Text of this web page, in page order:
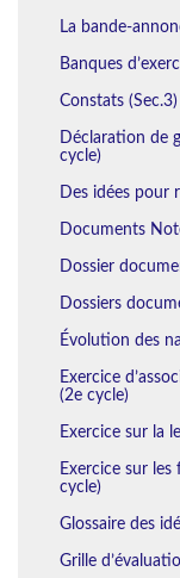
La bande-
Banques
Constats (Sec.3)
Déclaration de
cycle)
Des idées pour
Documents
Dossier
Dossiers
Évolution des
Exercice
(2e cycle)
Exercice sur la
Exercice sur
cycle)
Glossaire des
Grille